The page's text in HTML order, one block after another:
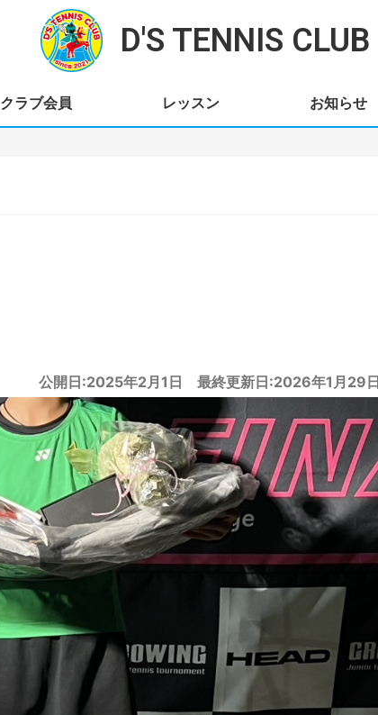
D'S TENNIS CLUB
クラブ会員 レッスン お知らせ
公開日:2025年2月1日 最終更新日:2026年1月29日